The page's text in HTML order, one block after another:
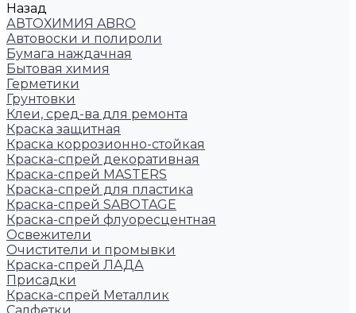
Назад
АВТОХИМИЯ ABRO
Автовоски и полироли
Бумага наждачная
Бытовая химия
Герметики
Грунтовки
Клеи, сред-ва для ремонта
Краска защитная
Краска коррозионно-стойкая
Краска-спрей декоративная
Краска-спрей MASTERS
Краска-спрей для пластика
Краска-спрей SABOTAGE
Краска-спрей флуоресцентная
Освежители
Очистители и промывки
Краска-спрей ЛАДА
Присадки
Краска-спрей Металлик